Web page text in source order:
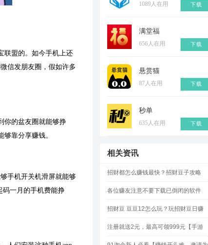
联盟的。如今手机上还
信发朋友圈，假如许多
你的盆友圈就能够挣
靠分享赚钱。
手机开关机滑屏就能够
码一月的手机费能挣
下载
1089人在用
满堂福
下载
656人在用
悬赏猫
下载
87人在用
秒单
下载
635人在用
相关资讯
招财都怎么赚钱最快？招财豆子攻略
各位赚友注意不要下载已倒闭的软件
招财豆 豆豆12怎么玩？玩招财豆日赚
注册就送2元，最高可领999元【手游